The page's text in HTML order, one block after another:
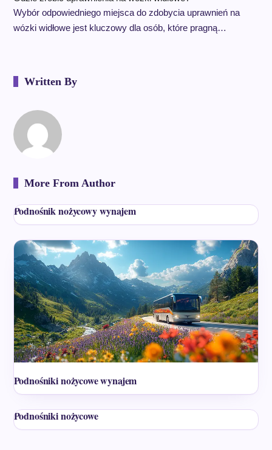
Wybór odpowiedniego miejsca do zdobycia uprawnień na
wózki widłowe jest kluczowy dla osób, które pragną…
Written By
More From Author
Podnośnik nożycowy wynajem
Podnośniki nożycowe wynajem
Podnośniki nożycowe